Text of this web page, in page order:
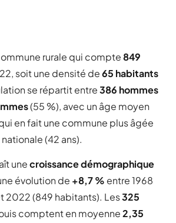
rurale qui compte849
soit une densité de65 habitants
se répartit entre386 hommes
(55 %), avec un âge moyen
en fait une commune plus âgée
(42 ans).
unecroissance démographique
évolution de +8,7 % entre 1968
2022 (849 habitants). Les325
comptent en moyenne2,35